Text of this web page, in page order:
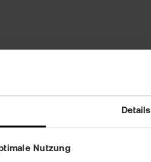
Details
Nutzung